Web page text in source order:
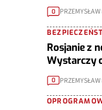
0
Rosjanie z
Wystarczy
0